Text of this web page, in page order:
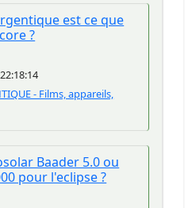
est ce que
?
- Films, appareils,
Baader 5.0 ou
pour l'eclipse ?